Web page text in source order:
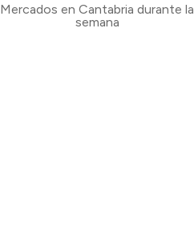
Mercados en Cantabria durante la
semana